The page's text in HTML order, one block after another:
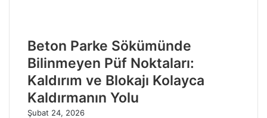
Beton Parke Sökümünde
Bilinmeyen Püf Noktaları:
Kaldırım ve Blokajı Kolayca
Kaldırmanın Yolu
Şubat 24, 2026